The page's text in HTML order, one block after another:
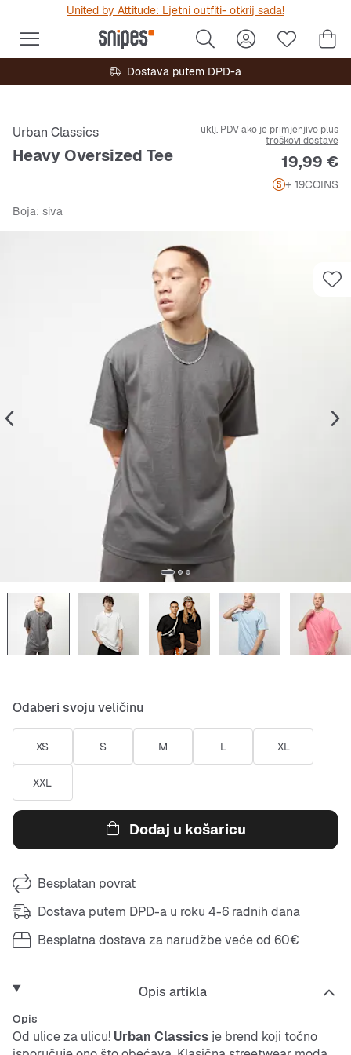
United by Attitude: Ljetni outfiti- otkrij sada!
Dostava putem DPD-a
Urban Classics
Heavy Oversized Tee
uklj. PDV ako je primjenjivo plus
troškovi dostave
Cijena
19,99 €
+ 19COINS
Boja: siva
Odaberi svoju veličinu
XS S M L XL
XXL
Dodaj u košaricu
Besplatan povrat
Dostava putem DPD-a u roku 4-6 radnih dana
Besplatna dostava za narudžbe veće od 60€
Opis artikla
Opis
Od ulice za ulicu! Urban Classics je brend koji točno